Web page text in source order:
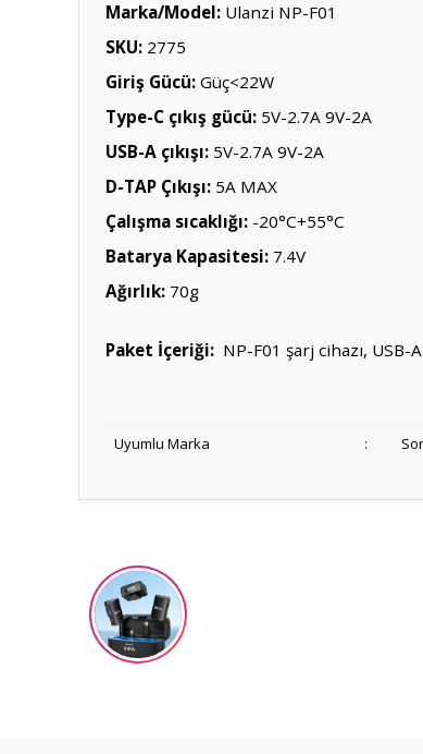
Marka/Model: Ulanzi NP-F01
SKU: 2775
Giriş Gücü: Güç<22W
Type-C çıkış gücü: 5V-2.7A 9V-2A
USB-A çıkışı: 5V-2.7A 9V-2A
D-TAP Çıkışı: 5A MAX
Çalışma sıcaklığı: -20°C+55°C
Batarya Kapasitesi: 7.4V
Ağırlık: 70g
Paket İçeriği: NP-F01 şarj cihazı, USB-
Uyumlu Marka :
Ürün resmi kalitesiz, bozuk veya
Ürün açıklamasında eksik bilgiler bulunuyor.